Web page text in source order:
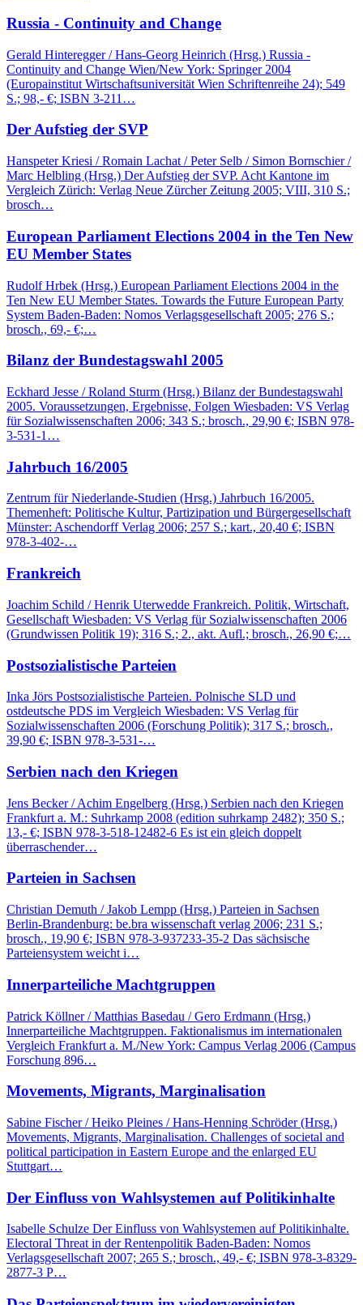
Russia - Continuity and Change
Gerald Hinteregger / Hans-Georg Heinrich (Hrsg.) Russia -
Continuity and Change Wien/New York: Springer 2004
(Europainstitut Wirtschaftsuniversität Wien Schriftenreihe 24); 549
S.; 98,- €; ISBN 3-211…
Der Aufstieg der SVP
Hanspeter Kriesi / Romain Lachat / Peter Selb / Simon Bornschier /
Marc Helbling (Hrsg.) Der Aufstieg der SVP. Acht Kantone im
Vergleich Zürich: Verlag Neue Zürcher Zeitung 2005; VIII, 310 S.;
brosch…
European Parliament Elections 2004 in the Ten New
EU Member States
Rudolf Hrbek (Hrsg.) European Parliament Elections 2004 in the
Ten New EU Member States. Towards the Future European Party
System Baden-Baden: Nomos Verlagsgesellschaft 2005; 276 S.;
brosch., 69,- €;…
Bilanz der Bundestagswahl 2005
Eckhard Jesse / Roland Sturm (Hrsg.) Bilanz der Bundestagswahl
2005. Voraussetzungen, Ergebnisse, Folgen Wiesbaden: VS Verlag
für Sozialwissenschaften 2006; 343 S.; brosch., 29,90 €; ISBN 978-
3-531-1…
Jahrbuch 16/2005
Zentrum für Niederlande-Studien (Hrsg.) Jahrbuch 16/2005.
Themenheft: Politische Kultur, Partizipation und Bürgergesellschaft
Münster: Aschendorff Verlag 2006; 257 S.; kart., 20,40 €; ISBN
978-3-402-…
Frankreich
Joachim Schild / Henrik Uterwedde Frankreich. Politik, Wirtschaft,
Gesellschaft Wiesbaden: VS Verlag für Sozialwissenschaften 2006
(Grundwissen Politik 19); 316 S.; 2., akt. Aufl.; brosch., 26,90 €;…
Postsozialistische Parteien
Inka Jörs Postsozialistische Parteien. Polnische SLD und
ostdeutsche PDS im Vergleich Wiesbaden: VS Verlag für
Sozialwissenschaften 2006 (Forschung Politik); 317 S.; brosch.,
39,90 €; ISBN 978-3-531-…
Serbien nach den Kriegen
Jens Becker / Achim Engelberg (Hrsg.) Serbien nach den Kriegen
Frankfurt a. M.: Suhrkamp 2008 (edition suhrkamp 2482); 350 S.;
13,- €; ISBN 978-3-518-12482-6 Es ist ein gleich doppelt
überraschender…
Parteien in Sachsen
Christian Demuth / Jakob Lempp (Hrsg.) Parteien in Sachsen
Berlin-Brandenburg: be.bra wissenschaft verlag 2006; 231 S.;
brosch., 19,90 €; ISBN 978-3-937233-35-2 Das sächsische
Parteiensystem weicht i…
Innerparteiliche Machtgruppen
Patrick Köllner / Matthias Basedau / Gero Erdmann (Hrsg.)
Innerparteiliche Machtgruppen. Faktionalismus im internationalen
Vergleich Frankfurt a. M./New York: Campus Verlag 2006 (Campus
Forschung 896…
Movements, Migrants, Marginalisation
Sabine Fischer / Heiko Pleines / Hans-Henning Schröder (Hrsg.)
Movements, Migrants, Marginalisation. Challenges of societal and
political participation in Eastern Europe and the enlarged EU
Stuttgart…
Der Einfluss von Wahlsystemen auf Politikinhalte
Isabelle Schulze Der Einfluss von Wahlsystemen auf Politikinhalte.
Electoral Threat in der Rentenpolitik Baden-Baden: Nomos
Verlagsgesellschaft 2007; 265 S.; brosch., 49,- €; ISBN 978-3-8329-
2877-3 P…